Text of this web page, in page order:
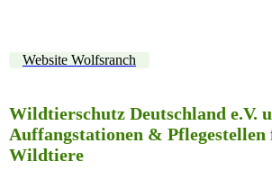
Website Wolfsranch
Wildtierschutz Deutschland e.V.
Auffangstationen &
Wildtiere